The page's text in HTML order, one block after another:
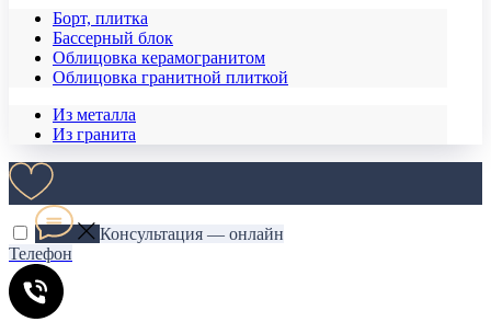
Борт, плитка
Бассерный блок
Облицовка керамогранитом
Облицовка гранитной плиткой
Из металла
Из гранита
Консультация — онлайн
Телефон